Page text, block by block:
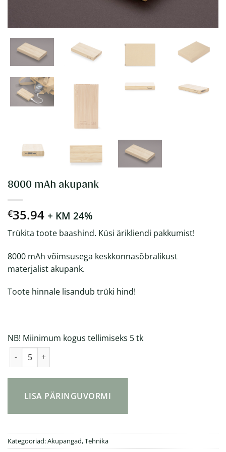
8000 mAh akupank
€35.94 + KM 24%
Trükita toote baashind. Küsi ärikliendi pakkumist!
8000 mAh võimsusega keskkonnasõbralikust
materjalist akupank.
Toote hinnale lisandub trüki hind!
NB! Miinimum kogus tellimiseks 5 tk
LISA PÄRINGUVORMI
Kategooriad:Akupangad,Tehnika